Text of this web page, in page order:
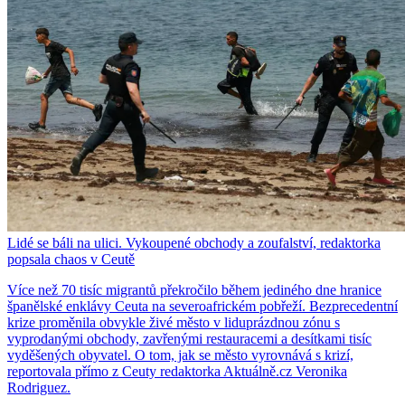
Lidé se báli na ulici. Vykoupené obchody a zoufalství, redaktorka
popsala chaos v Ceutě
Více než 70 tisíc migrantů překročilo během jediného dne hranice
španělské enklávy Ceuta na severoafrickém pobřeží. Bezprecedentní
krize proměnila obvykle živé město v liduprázdnou zónu s
vyprodanými obchody, zavřenými restauracemi a desítkami tisíc
vyděšených obyvatel. O tom, jak se město vyrovnává s krizí,
reportovala přímo z Ceuty redaktorka Aktuálně.cz Veronika
Rodriguez.